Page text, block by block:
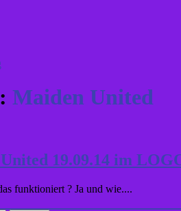
Maiden United
19.09.14 im
funktioniert ? Ja und wie....